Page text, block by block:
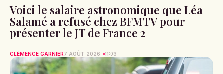
Voici le salaire astronomique que Léa
Salamé a refusé chez BFMTV pour
présenter le JT de France 2
CLÉMENCE GARNIER7 AOÛT 2026 11:03